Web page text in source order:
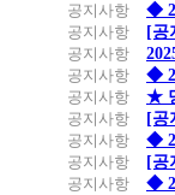
공지사항
◆
공지사항
[공
공지사항
공지사항
◆
공지사항
★
공지사항
[공
공지사항
◆
공지사항
[공
공지사항
◆